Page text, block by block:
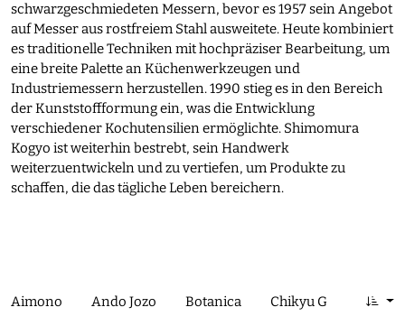
schwarzgeschmiedeten Messern, bevor es 1957 sein Angebot
auf Messer aus rostfreiem Stahl ausweitete. Heute kombiniert
es traditionelle Techniken mit hochpräziser Bearbeitung, um
eine breite Palette an Küchenwerkzeugen und
Industriemessern herzustellen. 1990 stieg es in den Bereich
der Kunststoffformung ein, was die Entwicklung
verschiedener Kochutensilien ermöglichte. Shimomura
Kogyo ist weiterhin bestrebt, sein Handwerk
weiterzuentwickeln und zu vertiefen, um Produkte zu
schaffen, die das tägliche Leben bereichern.
Aimono Ando Jozo Botanica Chikyu Greetings